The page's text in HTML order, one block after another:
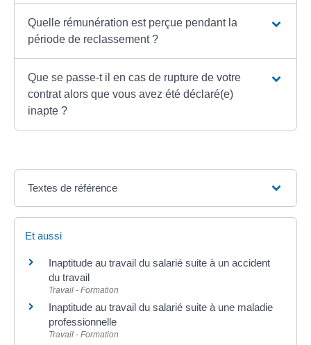
Quelle rémunération est perçue pendant la
période de reclassement ?
Que se passe-t il en cas de rupture de votre
contrat alors que vous avez été déclaré(e)
inapte ?
Textes de référence
Et aussi
Inaptitude au travail du salarié suite à un accident
du travail
Travail - Formation
Inaptitude au travail du salarié suite à une maladie
professionnelle
Travail - Formation